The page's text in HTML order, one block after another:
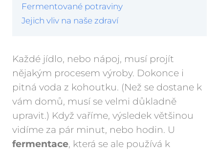
Fermentované potraviny
Jejich vliv na naše zdraví
Každé jídlo, nebo nápoj, musí projít
nějakým procesem výroby. Dokonce i
pitná voda z kohoutku. (Než se dostane k
vám domů, musí se velmi důkladně
upravit.) Když vaříme, výsledek většinou
vidíme za pár minut, nebo hodin. U
fermentace, která se ale používá k